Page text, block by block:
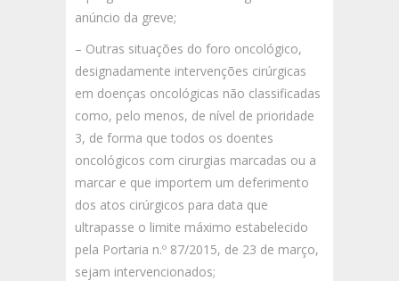
anúncio da greve;
– Outras situações do foro oncológico,
designadamente intervenções cirúrgicas
em doenças oncológicas não classificadas
como, pelo menos, de nível de prioridade
3, de forma que todos os doentes
oncológicos com cirurgias marcadas ou a
marcar e que importem um deferimento
dos atos cirúrgicos para data que
ultrapasse o limite máximo estabelecido
pela Portaria n.º 87/2015, de 23 de março,
sejam intervencionados;